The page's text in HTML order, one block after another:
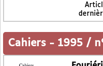
Cahiers - 1995 /